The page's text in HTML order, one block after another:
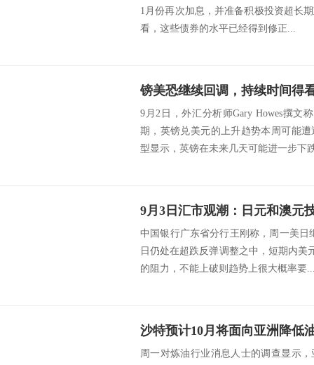
1月份再次加息，并准备积极投资超长
看，这些债券的水平已经得到修正...
镑美恐继续回调，持续时间得
9月2日，外汇分析师Gary Howes撰文
期，英镑兑美元的上升趋势本周可能
型显示，英镑在未来几天可能进一步下
9月3日汇市观潮：日元和澳元
中国银行广东省分行王刚称，周一美日
日仍处在超跌反弹调整之中，短期内美
的阻力，不能上破则趋势上很大概率要
沙特预计10月将面向亚洲降低
周一对炼油行业消息人士的调查显示